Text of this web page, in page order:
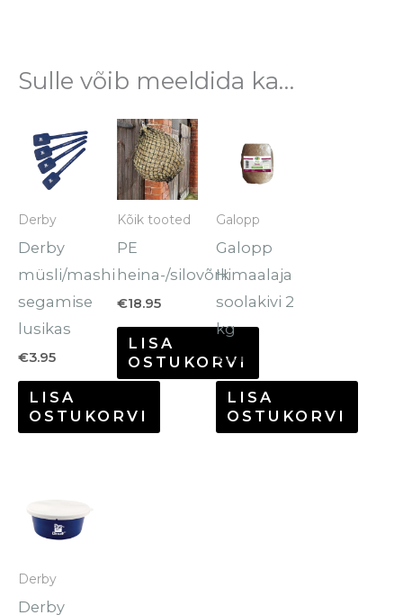
Sulle võib meeldida ka…
Derby
Derby
müsli/mashi
segamise
lusikas
€3.95
LISA
OSTUKORVI
Kõik tooted
PE
heina-/silovõrk
€18.95
LISA
OSTUKORVI
Galopp
Galopp
Himaalaja
soolakivi 2
kg
€8.10
LISA
OSTUKORVI
Derby
Derby